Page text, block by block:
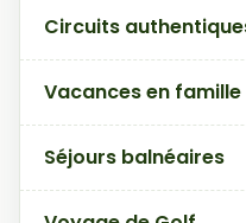
Circuits
Vacances en famille
Séjours balnéaires